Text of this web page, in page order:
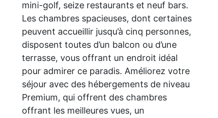
mini-golf, seize restaurants et neuf bars.
Les chambres spacieuses, dont certaines
peuvent accueillir jusqu’à cinq personnes,
disposent toutes d’un balcon ou d’une
terrasse, vous offrant un endroit idéal
pour admirer ce paradis. Améliorez votre
séjour avec des hébergements de niveau
Premium, qui offrent des chambres
offrant les meilleures vues, un